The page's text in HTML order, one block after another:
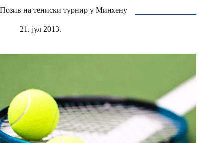
Позив на тениски турнир у Минхену
21. јул 2013.